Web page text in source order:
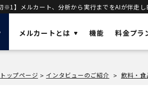
※1】メルカート、分析から実行までをAIが伴走
メルカートとは 機能 料金プラ
トップページ > インタビューのご紹介 > 飲料・食